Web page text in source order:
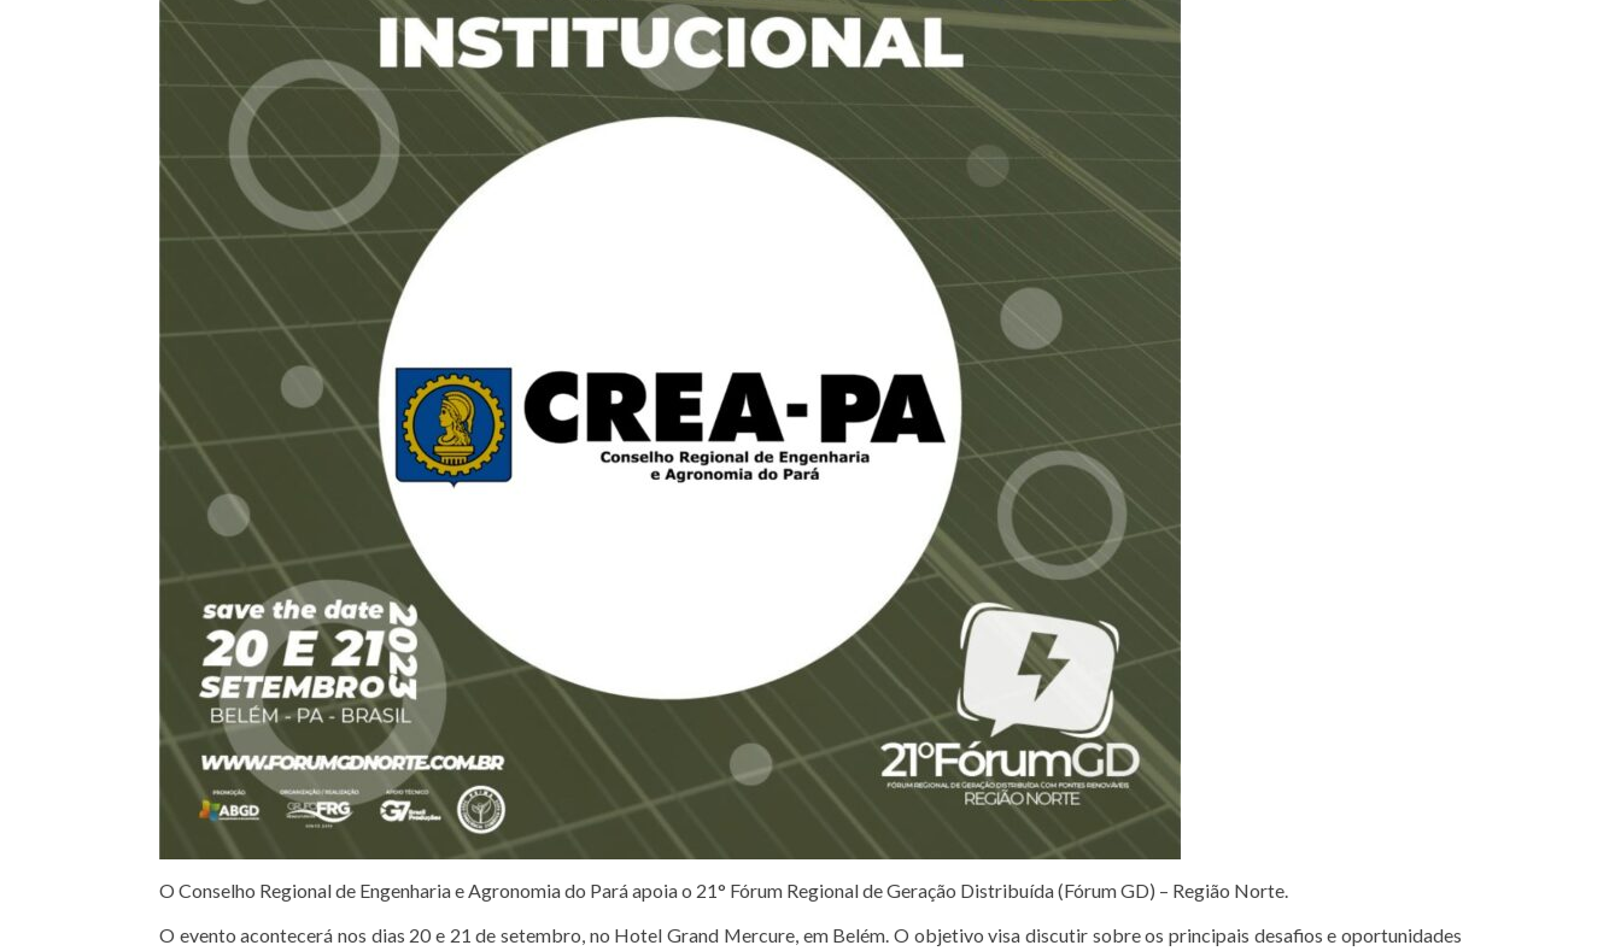
O Conselho Regional de Engenharia e Agronomia do Pará apoia o 21° Fórum Regional de Geração Distribuída (Fórum GD) – Região Norte.
O evento acontecerá nos dias 20 e 21 de setembro, no Hotel Grand Mercure, em Belém. O objetivo visa discutir sobre os principais desafios e oportunidades